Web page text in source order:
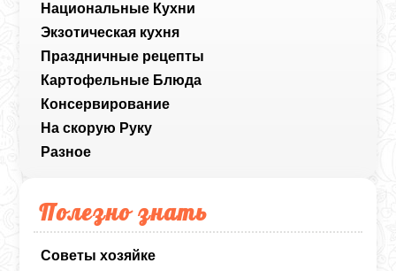
Национальные Кухни
Экзотическая кухня
Праздничные рецепты
Картофельные Блюда
Консервирование
На скорую Руку
Разное
Полезно знать
Советы хозяйке